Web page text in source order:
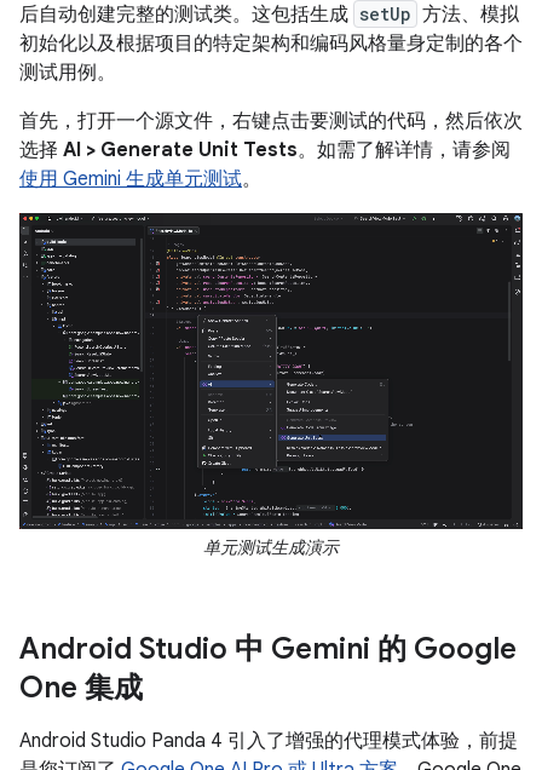
后自动创建完整的测试类。这包括生成 setUp 方法、模拟
初始化以及根据项目的特定架构和编码风格量身定制的各个
测试用例。
首先，打开一个源文件，右键点击要测试的代码，然后依次
选择 AI > Generate Unit Tests。如需了解详情，请参阅
使用 Gemini 生成单元测试。
单元测试生成演示
Android Studio 中 Gemini 的 Google
One 集成
Android Studio Panda 4 引入了增强的代理模式体验，前提